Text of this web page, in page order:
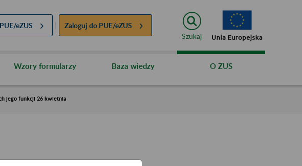
PUE/eZUS Zaloguj do PUE/eZUS
Szukaj
Wzory formularzy Baza wiedzy O ZUS
jego funkcji 26 kwietnia